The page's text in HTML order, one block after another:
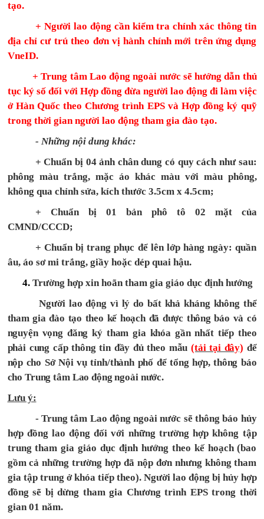
tạo.
+ Người lao động cần kiểm tra chính xác thông tin
địa chỉ cư trú theo đơn vị hành chính mới trên ứng dụng
VneID.
+ Trung tâm Lao động ngoài nước sẽ hướng dẫn thủ
tục ký số đối với Hợp đồng đừa người lao động đi làm việc
ở Hàn Quốc theo Chương trình EPS và Hợp đồng ký quỹ
trong thời gian người lao động tham gia đào tạo.
- Những nội dung khác:
+ Chuẩn bị 04 ảnh chân dungcó quy cách như sau:
phông màu trắng, mặc áo khác màu với màu phông,
không qua chỉnh sửa, kích thước 3.5cm x 4.5cm;
+ Chuẩn bị 01 bản phô tô 02 mặt của
CMND/CCCD;
+ Chuẩn bị trang phục để lên lớp hàng ngày: quần
âu, áo sơ mi trắng, giầy hoặc dép quai hậu.
Trường hợp xin hoãn tham gia giáo dục định hướng
Người lao động vì lý do bất khả kháng không thể
tham gia đào tạo theo kế hoạch đã được thông báo và có
nguyện vọng đăng ký tham gia khóa gần nhất tiếp theo
phải cung cấp thông tin đầy đủ theo mẫu (tải tại đây) để
nộp cho Sở Nội vụ tỉnh/thành phố để tổng hợp, thông báo
cho Trung tâm Lao động ngoài nước.
Lưu ý:
-Trung tâm Lao động ngoài nước sẽ thông báo hủy
hợp đồng lao động đối với những trường hợp không tập
trung tham gia giáo dục định hướng theo kế hoạch (bao
gồm cả những trường hợp đã nộp đơn nhưng không tham
gia tập trung ở khóa tiếp theo). Người lao động bị hủy hợp
đồng sẽ bị dừng tham gia Chương trình EPS trong thời
gian 01 năm.